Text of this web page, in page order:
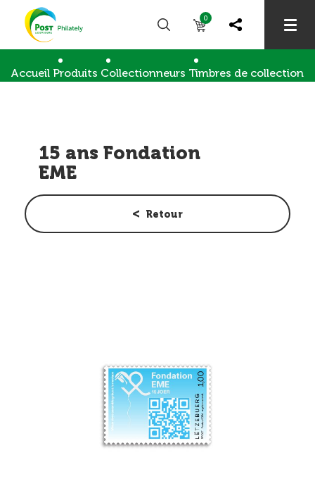
0
Accueil Produits Collectionneurs Timbres de collection
15 ans Fondation
EME
Retour